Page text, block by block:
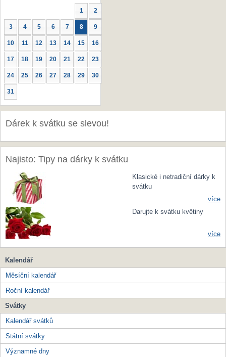
1 2
3 4 5 6 7 8 9
10 11 12 13 14 15 16
17 18 19 20 21 22 23
24 25 26 27 28 29 30
31
Dárek k svátku se slevou!
Najisto: Tipy na dárky k svátku
Klasické i netradiční dárky k
svátku
více
Darujte k svátku květiny
více
Kalendář
Měsíční kalendář
Roční kalendář
Svátky
Kalendář svátků
Státní svátky
Významné dny